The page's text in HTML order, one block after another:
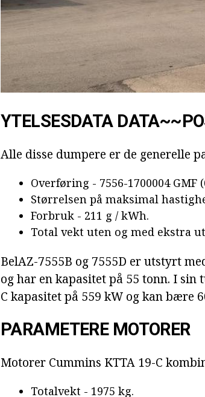
YTELSESDATA
Alle disse dumpere er de generelle
Overføring - 7556-1700004 GMF
Størrelsen på maksimal
Forbruk - 211 g / kWh.
Total vekt uten og med ekstra
BelAZ-7555B og 7555D er utstyrt
og har en kapasitet på 55 tonn. I sin
C kapasitet på 559 kW og kan bære
PARAMETERE MOTORER
Motorer Cummins KTTA 19-C
Totalvekt - 1975 kg.